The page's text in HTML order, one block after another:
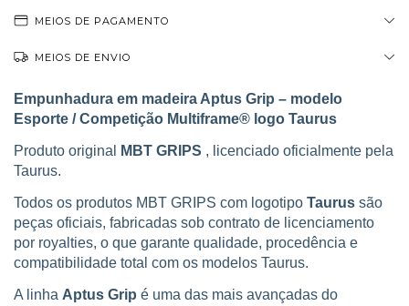
MEIOS DE PAGAMENTO
MEIOS DE ENVIO
Empunhadura em madeira Aptus Grip – modelo
Esporte / Competição Multiframe® logo Taurus
Produto original MBT GRIPS , licenciado oficialmente pela
Taurus.
Todos os produtos MBT GRIPS com logotipo Taurus são
peças oficiais, fabricadas sob contrato de licenciamento
por royalties, o que garante qualidade, procedência e
compatibilidade total com os modelos Taurus.
A linha Aptus Grip é uma das mais avançadas do